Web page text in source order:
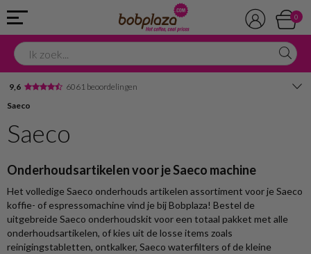
0
9,6 6061 beoordelingen
Advies in onze winkel
Saeco
Saeco
Onderhoudsartikelen voor je Saeco machine
Het volledige Saeco onderhouds artikelen assortiment voor je Saeco
koffie- of espressomachine vind je bij Bobplaza! Bestel de
uitgebreide Saeco onderhoudskit voor een totaal pakket met alle
onderhoudsartikelen, of kies uit de losse items zoals
reinigingstabletten, ontkalker, Saeco waterfilters of de kleine